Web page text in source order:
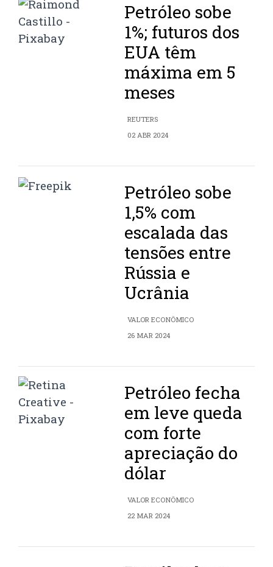
Petróleo sobe
1%; futuros dos
EUA têm
máxima em 5
meses
REUTERS
02 ABR 2024
Petróleo sobe
1,5% com
escalada das
tensões entre
Rússia e
Ucrânia
VALOR ECONÔMICO
26 MAR 2024
Petróleo fecha
em leve queda
com forte
apreciação do
dólar
VALOR ECONÔMICO
22 MAR 2024